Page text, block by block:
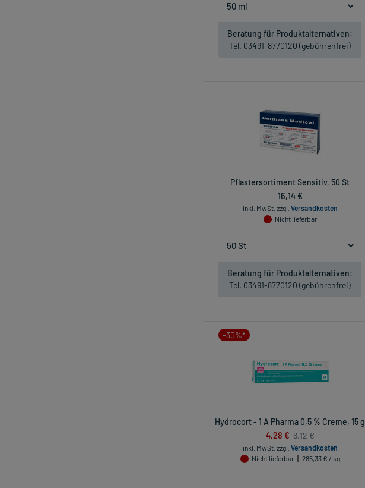
Beratung für Produktalternativen:
Tel. 03491-8770120 (gebührenfrei)
Pflastersortiment Sensitiv, 50 St
16,14 €
inkl. MwSt. zzgl. Versandkosten
Nicht lieferbar
Beratung für Produktalternativen:
Tel. 03491-8770120 (gebührenfrei)
-30%*
Hydrocort - 1 A Pharma 0,5 % Creme, 15 g
4,28 € 6,12 €
inkl. MwSt. zzgl. Versandkosten
Nicht lieferbar
285,33 € / kg